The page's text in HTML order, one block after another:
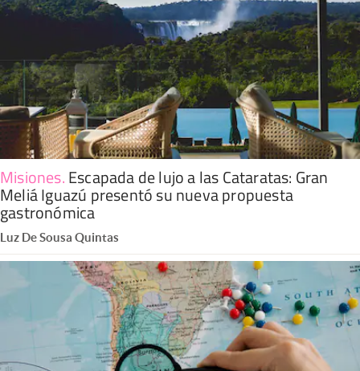
Misiones.Escapada de lujo a las Cataratas: Gran
Meliá Iguazú presentó su nueva propuesta
gastronómica
Luz De Sousa Quintas